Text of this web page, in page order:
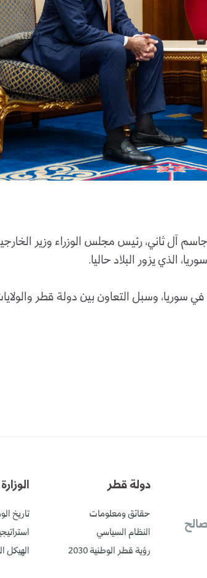
آل ثاني، رئيس مجلس الوزراء وزير
الذي يزور البلاد حاليا.
سوريا، وسبل التعاون بين دولة قطر
دولة قطر
حقائق ومعلومات
النظام السياسي
رؤية قطر الوطنية 2030
الوزارة
تاريخ
الهيكل